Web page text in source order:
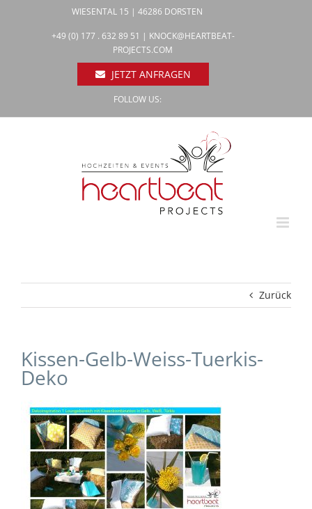
WIESENTAL 15 | 46286 DORSTEN
+49 (0) 177 . 632 89 51 | KNOCK@HEARTBEAT-
PROJECTS.COM
JETZT ANFRAGEN
FOLLOW US:
Zurück
Kissen-Gelb-Weiss-Tuerkis-
Deko